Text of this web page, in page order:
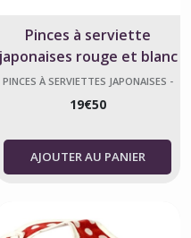
Pinces à serviette
japonaises rouge et blanc
Chat Mémé – Atsuko
Matano
PINCES À SERVIETTES JAPONAISES -
19€50
AJOUTER AU PANIER